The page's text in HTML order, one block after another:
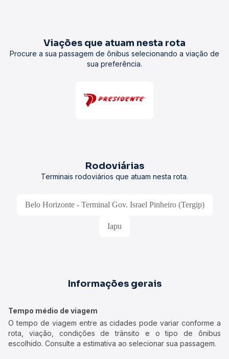
Viações que atuam nesta rota
Procure a sua passagem de ônibus selecionando a viação de
sua preferência.
Rodoviárias
Terminais rodoviários que atuam nesta rota.
Belo Horizonte - Terminal Gov. Israel Pinheiro (Tergip)
Iapu
Informações gerais
Tempo médio de viagem
O tempo de viagem entre as cidades pode variar conforme a
rota, viação, condições de trânsito e o tipo de ônibus
escolhido. Consulte a estimativa ao selecionar sua passagem.